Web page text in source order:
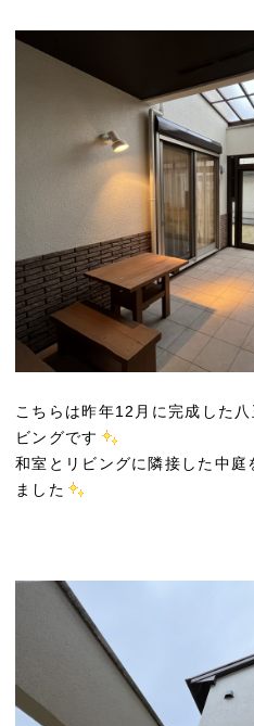
こちらは昨年12月に完成した
ビングです
和室とリビングに隣接した中庭
ました